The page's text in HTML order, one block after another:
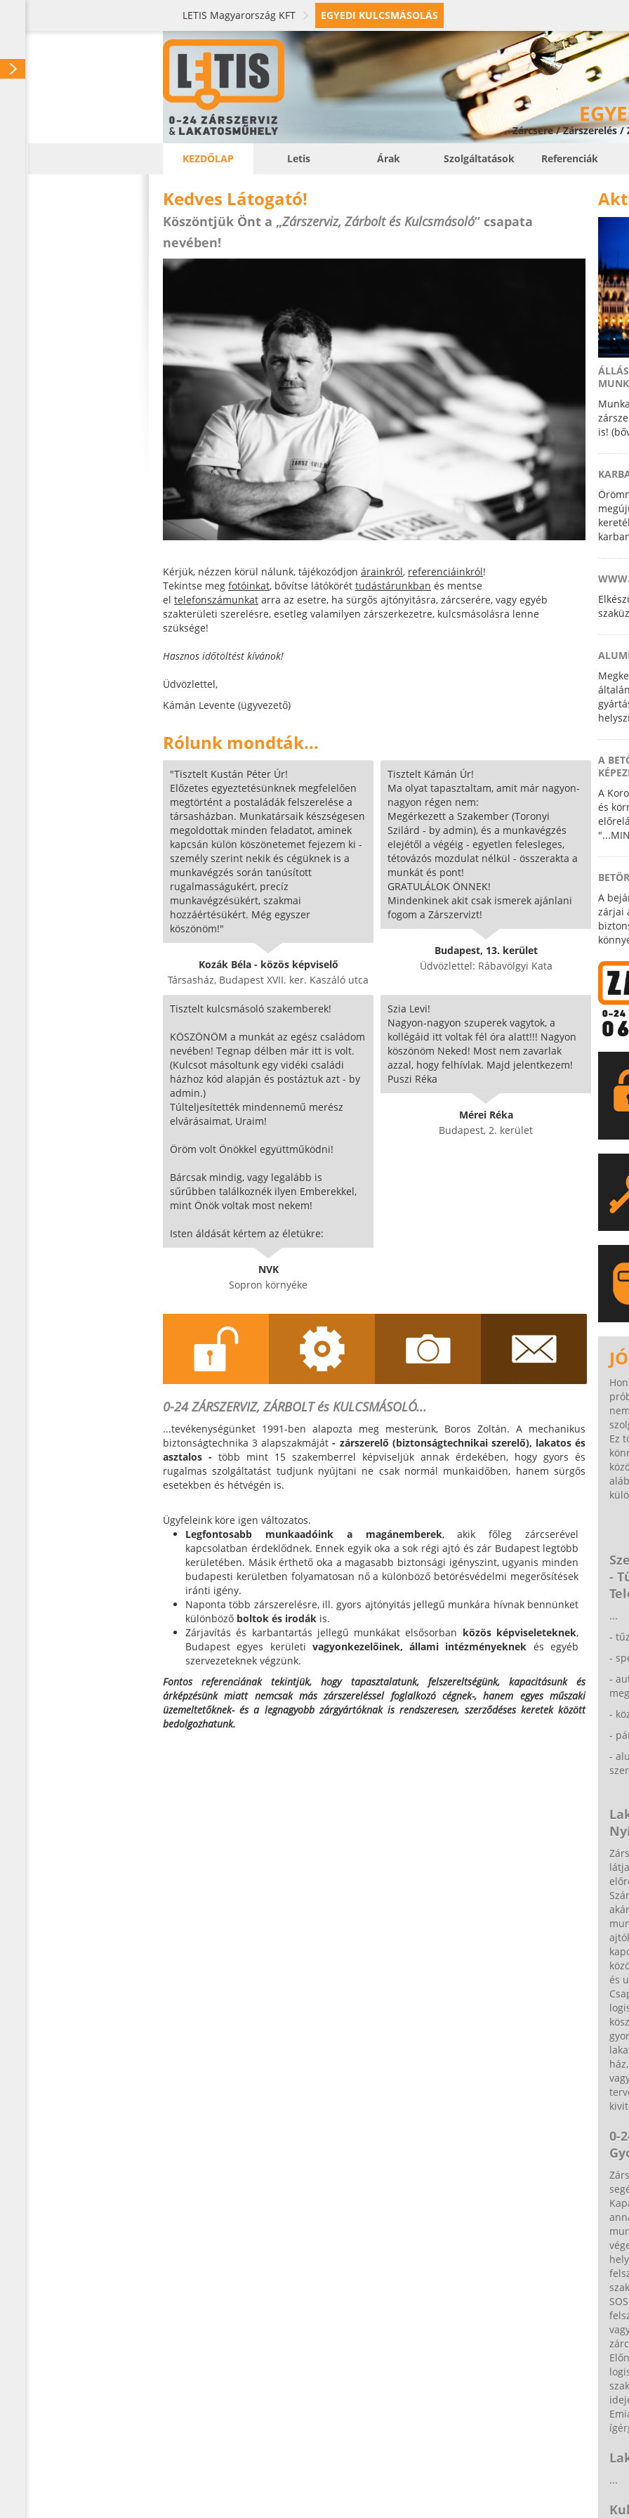
LETIS Magyarország KFT EGYEDI KULCSMÁSOLÁS
Zárcsere / Zárszerelés
KEZDŐLAP Letis Árak Szolgáltatások Referenciák
Kedves Látogató!
Köszöntjük Önt a „Zárszerviz, Zárbolt és Kulcsmásoló” csapata
nevében!
Kérjük, nézzen körül nálunk, tájékozódjon árainkról, referenciáinkról!
Tekintse meg fotóinkat, bővítse látókörét tudástárunkban és mentse
el telefonszámunkat arra az esetre, ha sürgős ajtónyitásra, zárcserére, vagy egyéb
szakterületi szerelésre, esetleg valamilyen zárszerkezetre, kulcsmásolásra lenne
szüksége!
Hasznos időtöltést kívánok!
Üdvözlettel,
Kámán Levente (ügyvezető)
Rólunk mondták...
"Tisztelt Kustán Péter Úr!
Előzetes egyeztetésünknek megfelelően
megtörtént a postaládák felszerelése a
társasházban. Munkatársaik készségesen
megoldottak minden feladatot, aminek
kapcsán külön köszönetemet fejezem ki -
személy szerint nekik és cégüknek is a
munkavégzés során tanúsított
rugalmasságukért, precíz
munkavégzésükért, szakmai
hozzáértésükért. Még egyszer
köszönöm!"
Kozák Béla - közös képviselő
Társasház, Budapest XVII. ker. Kaszáló utca
Tisztelt Kámán Úr!
Ma olyat tapasztaltam, amit már nagyon-
nagyon régen nem:
Megérkezett a Szakember (Toronyi
Szilárd - by admin), és a munkavégzés
elejétől a végéig - egyetlen felesleges,
tétovázós mozdulat nélkül - összerakta a
munkát és pont!
GRATULÁLOK ÖNNEK!
Mindenkinek akit csak ismerek ajánlani
fogom a Zárszervizt!
Budapest, 13. kerület
Üdvözlettel: Rábavölgyi Kata
Tisztelt kulcsmásoló szakemberek!
KÖSZÖNÖM a munkát az egész családom
nevében! Tegnap délben már itt is volt.
(Kulcsot másoltunk egy vidéki családi
házhoz kód alapján és postáztuk azt - by
admin.)
Túlteljesítették mindennemű merész
elvárásaimat, Uraim!
Öröm volt Önökkel együttműködni!
Bárcsak mindig, vagy legalább is
sűrűbben találkoznék ilyen Emberekkel,
mint Önök voltak most nekem!
Isten áldását kértem az életükre:
NVK
Sopron környéke
Szia Levi!
Nagyon-nagyon szuperek vagytok, a
kollégáid itt voltak fél óra alatt!!! Nagyon
köszönöm Neked! Most nem zavarlak
azzal, hogy felhívlak. Majd jelentkezem!
Puszi Réka
Mérei Réka
Budapest, 2. kerület
0-24 ZÁRSZERVIZ, ZÁRBOLT és KULCSMÁSOLÓ...
...tevékenységünket 1991-ben alapozta meg mesterünk, Boros Zoltán. A mechanikus
biztonságtechnika 3 alapszakmáját- zárszerelő (biztonságtechnikai szerelő), lakatos és
asztalos - több mint 15 szakemberrel képviseljük annak érdekében, hogy gyors és
rugalmas szolgáltatást tudjunk nyújtani ne csak normál munkaidőben, hanem sürgős
esetekben és hétvégén is.
Ügyfeleink köre igen változatos.
Legfontosabb munkaadóink a magánemberek, akik főleg zárcserével
kapcsolatban érdeklődnek. Ennek egyik oka a sok régi ajtó és zár Budapest legtöbb
kerületében. Másik érthető oka a magasabb biztonsági igényszint, ugyanis minden
budapesti kerületben folyamatosan nő a különböző betörésvédelmi megerősítések
iránti igény.
Naponta több zárszerelésre, ill. gyors ajtónyitás jellegű munkára hívnak bennünket
különböző boltok és irodák is.
Zárjavítás és karbantartás jellegű munkákat elsősorban közös képviseleteknek,
Budapest egyes kerületi vagyonkezelőinek, állami intézményeknek és egyéb
szervezeteknek végzünk.
Fontos referenciának tekintjük, hogy tapasztalatunk, felszereltségünk, kapacitásunk és
árképzésünk miatt nemcsak más zárszereléssel foglalkozó cégnek-, hanem egyes műszaki
üzemeltetőknek- és a legnagyobb zárgyártóknak is rendszeresen, szerződéses keretek között
bedolgozhatunk.
is!
A
A
és
A
zárjai
Ez
-
...
-
-
-
-
-
-
és
0-
...